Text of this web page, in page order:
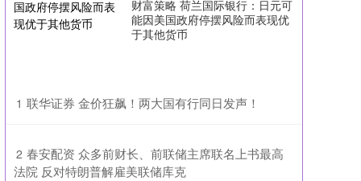
财富策略 荷兰国际银行：日元可
能因美国政府停摆风险而表现优
于其他货币
1 ​联华证券 金价狂飙！两大国有行同日发声！
2 ​春安配资 众多前财长、前联储主席联名上书最高
法院 反对特朗普解雇美联储库克